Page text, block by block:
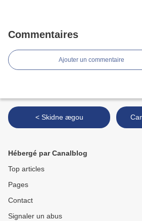
Commentaires
Ajouter un commentaire
< Skidne ægou
Hébergé par Canalblog
Top articles
Pages
Contact
Signaler un abus